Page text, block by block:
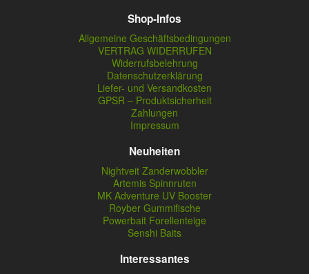
Shop-Infos
Allgemeine Geschäftsbedingungen
VERTRAG WIDERRUFEN
Widerrufsbelehrung
Datenschutzerklärung
Liefer- und Versandkosten
GPSR – Produktsicherheit
Zahlungen
Impressum
Neuheiten
Nightveit Zanderwobbler
Artemis Spinnruten
MK Adventure UV Booster
Royber Gummifische
Powerbait Forellenteige
Senshi Baits
Interessantes